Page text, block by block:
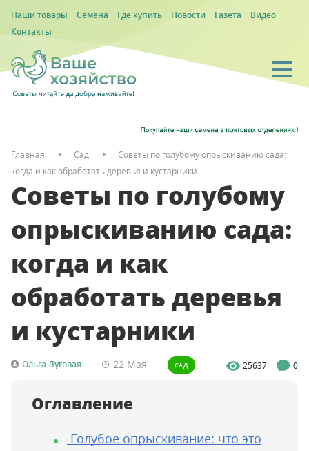
Наши товары Семена Где купить Новости Газета
Видео
Контакты
Главная Сад
Советы по голубому опрыскиванию сада:
когда и как обработать деревья и кустарники
Советы по голубому
опрыскиванию сада:
когда и как
обработать деревья
и кустарники
Ольга Луговая 22 Мая САД 25637 0
Оглавление
Голубое опрыскивание: что это